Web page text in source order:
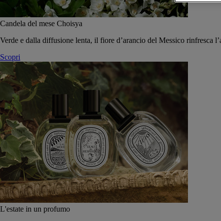
Candela del mese Choisya
Verde e dalla diffusione lenta, il fiore d’arancio del Messico rinfresca
Scopri
L'estate in un profumo